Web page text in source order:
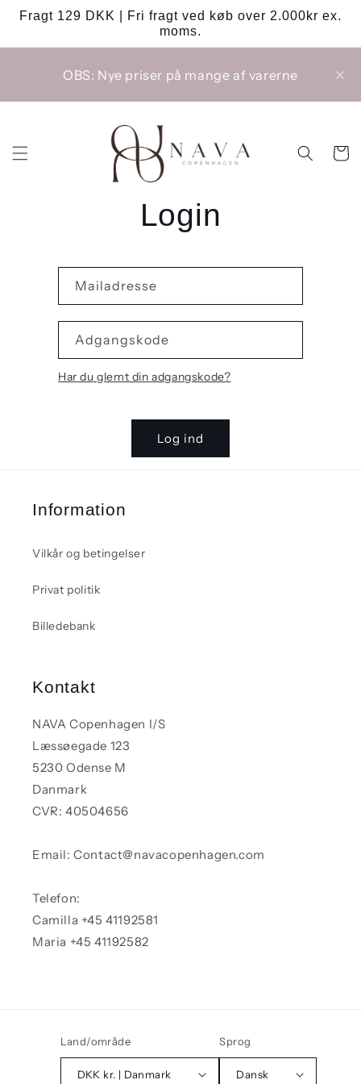
Gå til
indhold
Fragt 129 DKK | Fri fragt ved køb over 2.000kr ex.
moms.
OBS: Nye priser på mange af varerne
Login
Mailadresse
Adgangskode
Har du glemt din adgangskode?
Log ind
Information
Vilkår og betingelser
Privat politik
Billedebank
Kontakt
NAVA Copenhagen I/S
Læssøegade 123
5230 Odense M
Danmark
CVR: 40504656
Email: Contact@navacopenhagen.com
Telefon:
Camilla +45 41192581
Maria +45 41192582
Land/område
DKK kr. | Danmark
Sprog
Dansk